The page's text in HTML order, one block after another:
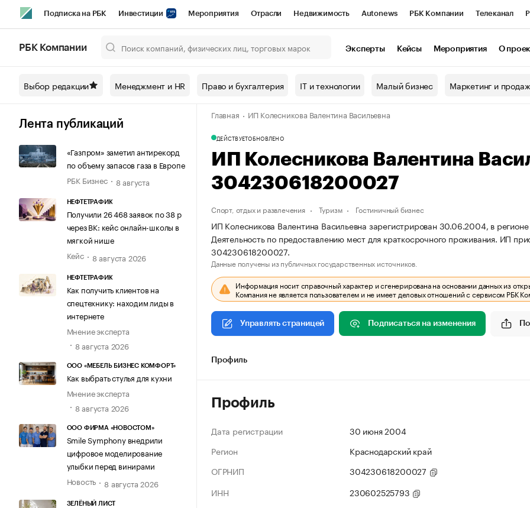
Подписка на РБК Инвестиции Мероприятия Отрасли Недвижимость Autonews РБК Компании Телеканал
Спецпроекты СПб Конференции СПб Спецпроекты Проверка контрагентов
Технологии и медиа Рынок наличной валюты
РБК Компании Эксперты Кейсы Мероприятия О
Выбор редакции Менеджмент и HR Право и бухгалтерия IT и технологии Малый бизнес Маркетинг и
Лента публикаций
«Газпром» заметил антирекорд
по объему запасов газа в Европе
РБК Бизнес
8 августа
НЕФТЕТРАФИК
Получили 26 468 заявок по 38 р
через ВК: кейс онлайн-школы в
мягкой нише
Кейс
8 августа 2026
НЕФТЕТРАФИК
Как получить клиентов на
спецтехнику: находим лиды в
интернете
Мнение эксперта
8 августа 2026
ООО «МЕБЕЛЬ БИЗНЕС КОМФОРТ»
Как выбрать стулья для кухни
Мнение эксперта
8 августа 2026
ООО ФИРМА «НОВОСТОМ»
Smile Symphony внедрили
цифровое моделирование
улыбки перед винирами
Новость
8 августа 2026
ЗЕЛЁНЫЙ ЛИСТ
Главная ИП Колесникова Валентина Васильевна
ДЕЙСТВУЕТОБНОВЛЕНО
ИП Колесникова Валентина
304230618200027
Спорт, отдых и развлечения Туризм Гостиничный бизнес
ИП Колесникова Валентина Васильевна зарегистрирован 30.06.2004, в
Деятельность по предоставлению мест для краткосрочного проживания. ИП
304230618200027.
Данные получены из публичных государственных источников.
Информация носит справочный характер и сгенерирована на основании данных из
Компания не является пользователем и не имеет деловых отношений с сервисом РБК
Управлять страницей Подписаться на изменения
Профиль
Профиль
Дата регистрации
30 июня 2004
Регион
Краснодарский край
ОГРНИП
304230618200027
ИНН
230602525793